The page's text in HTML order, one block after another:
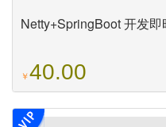
Netty+SpringBoot 开发即
￥40.00